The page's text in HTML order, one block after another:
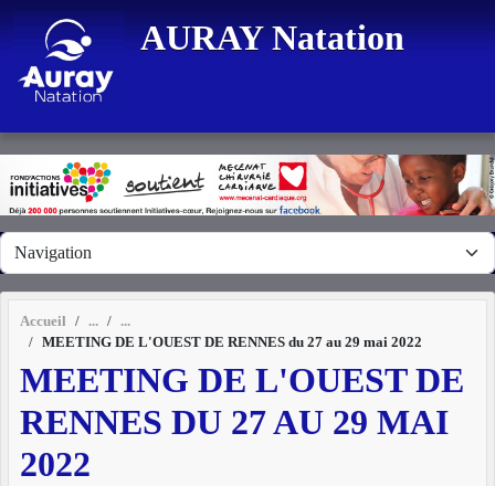
AURAY Natation
Accueil
MEETING DE L'OUEST DE RENNES du 27 au 29 mai 2022
MEETING DE L'OUEST DE
RENNES DU 27 AU 29 MAI
2022
Panneau de gestion des cookies